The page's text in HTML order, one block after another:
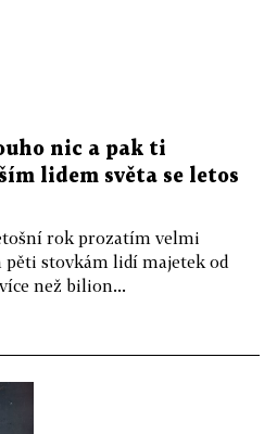
nic a pak ti
lidem světa se letos
rok prozatím velmi
pěti stovkám lidí majetek od
než bilion...